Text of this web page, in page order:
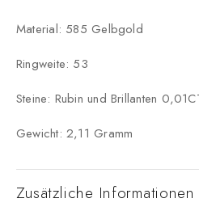
Material: 585 Gelbgold
Ringweite: 53
Steine: Rubin und Brillanten
Gewicht: 2,11 Gramm
Zusätzliche Informationen